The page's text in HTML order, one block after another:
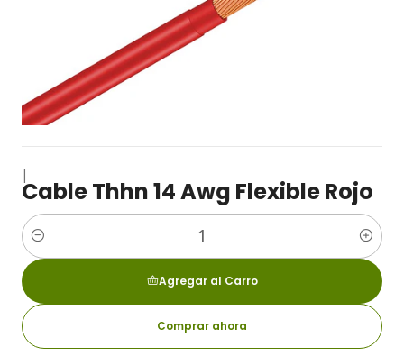
|
Cable Thhn 14 Awg Flexible Rojo
Cantidad
Agregar al Carro
Comprar ahora